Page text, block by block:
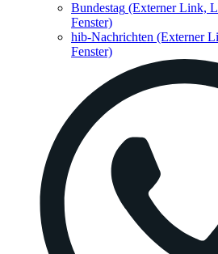
Bundestag (Externer Link,
Fenster)
hib-Nachrichten (Externer
Fenster)